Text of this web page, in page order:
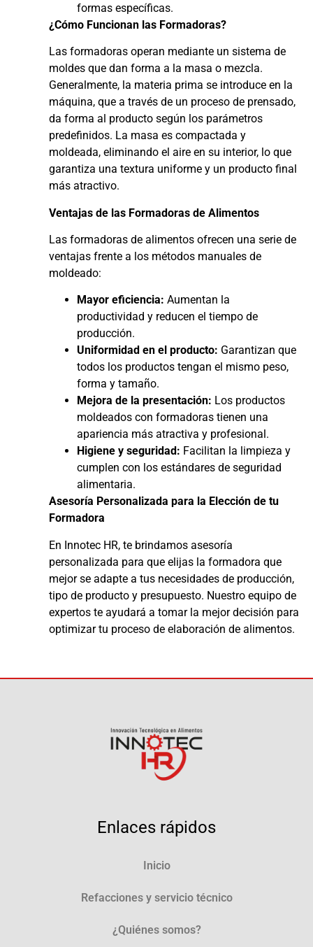
formas específicas.
¿Cómo Funcionan las Formadoras?
Las formadoras operan mediante un sistema de
moldes que dan forma a la masa o mezcla.
Generalmente, la materia prima se introduce en la
máquina, que a través de un proceso de prensado,
da forma al producto según los parámetros
predefinidos. La masa es compactada y
moldeada, eliminando el aire en su interior, lo que
garantiza una textura uniforme y un producto final
más atractivo.
Ventajas de las Formadoras de Alimentos
Las formadoras de alimentos ofrecen una serie de
ventajas frente a los métodos manuales de
moldeado:
Mayor eficiencia: Aumentan la
productividad y reducen el tiempo de
producción.
Uniformidad en el producto: Garantizan que
todos los productos tengan el mismo peso,
forma y tamaño.
Mejora de la presentación: Los productos
moldeados con formadoras tienen una
apariencia más atractiva y profesional.
Higiene y seguridad: Facilitan la limpieza y
cumplen con los estándares de seguridad
alimentaria.
Asesoría Personalizada para la Elección de tu
Formadora
En Innotec HR, te brindamos asesoría
personalizada para que elijas la formadora que
mejor se adapte a tus necesidades de producción,
tipo de producto y presupuesto. Nuestro equipo de
expertos te ayudará a tomar la mejor decisión para
optimizar tu proceso de elaboración de alimentos.
Enlaces rápidos
Inicio
Refacciones y servicio técnico
¿Quiénes somos?